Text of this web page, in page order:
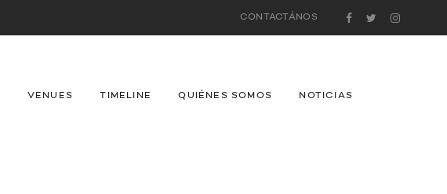
CONTACTÁNOS
VENUES TIMELINE QUIÉNES SOMOS NOTICIAS